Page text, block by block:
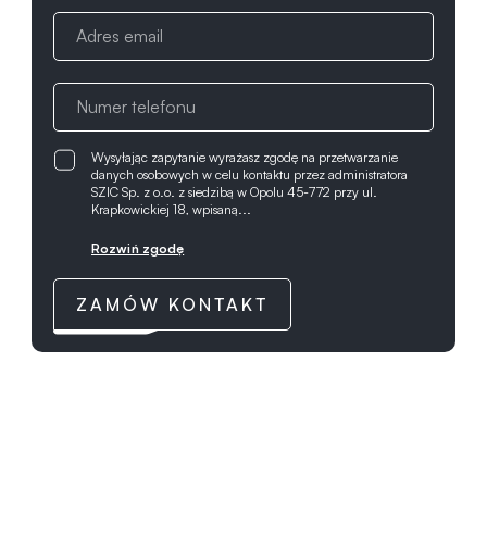
Wysyłając zapytanie wyrażasz zgodę na przetwarzanie
danych osobowych w celu kontaktu przez administratora
SZIC Sp. z o.o. z siedzibą w Opolu 45-772 przy ul.
Krapkowickiej 18, wpisaną...
Rozwiń zgodę
ZAMÓW KONTAKT